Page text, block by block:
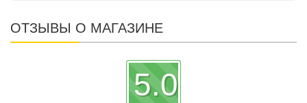
ОТЗЫВЫ О МАГАЗИНЕ
5.0